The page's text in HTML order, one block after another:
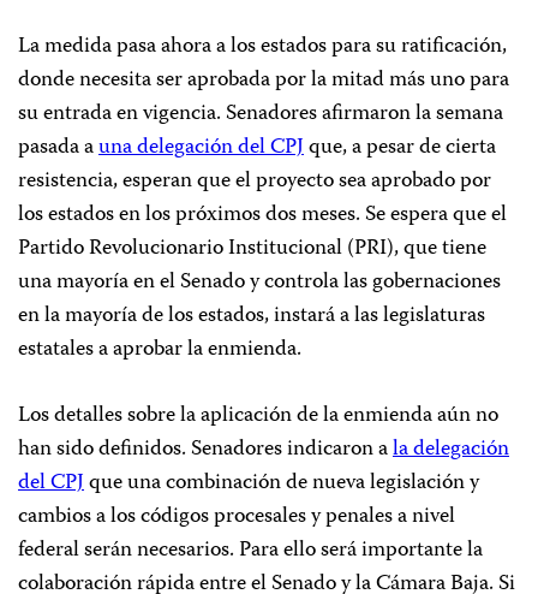
La medida pasa ahora alos estados para su ratificación,
donde necesita ser aprobada por la mitad más uno para
su entrada en vigencia.Senadores afirmaron la semana
pasada auna delegación del CPJque, a pesar de cierta
resistencia, esperan que el proyecto sea aprobado por
los estados en los próximos dos meses. Se espera que el
Partido Revolucionario Institucional (PRI), que tiene
una mayoría en el Senado y controla las gobernaciones
en la mayoría de los estados, instará a las legislaturas
estatales a aprobar la enmienda.
Los detalles sobre la aplicación de la enmienda aún no
han sido definidos. Senadores indicaron ala delegación
del CPJque una combinación de nueva legislación y
cambios a los códigos procesales y penales a nivel
federal serán necesarios. Para ello será importante la
colaboración rápida entre el Senado y la Cámara Baja. Si